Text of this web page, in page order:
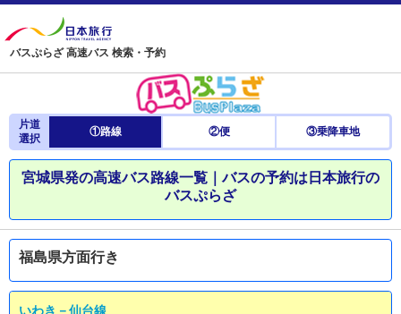
バスぷらざ 高速バス 検索・予約
片道
選択
①路線 ②便 ③乗降車地
宮城県発の高速バス路線一覧｜バスの予約は日本旅行の
バスぷらざ
福島県方面行き
いわき－仙台線